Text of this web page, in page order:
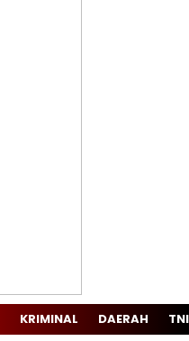
KRIMINAL DAERAH